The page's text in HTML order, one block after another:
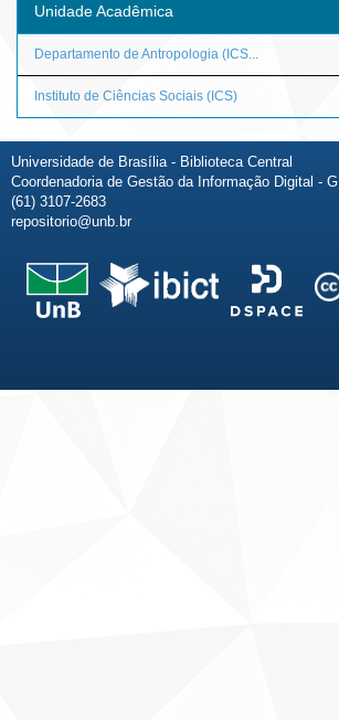
Unidade Acadêmica
Departamento de Antropologia (ICS...
Instituto de Ciências Sociais (ICS)
Universidade de Brasília - Biblioteca Central
Coordenadoria de Gestão da Informação Digital -
(61) 3107-2683
repositorio@unb.br